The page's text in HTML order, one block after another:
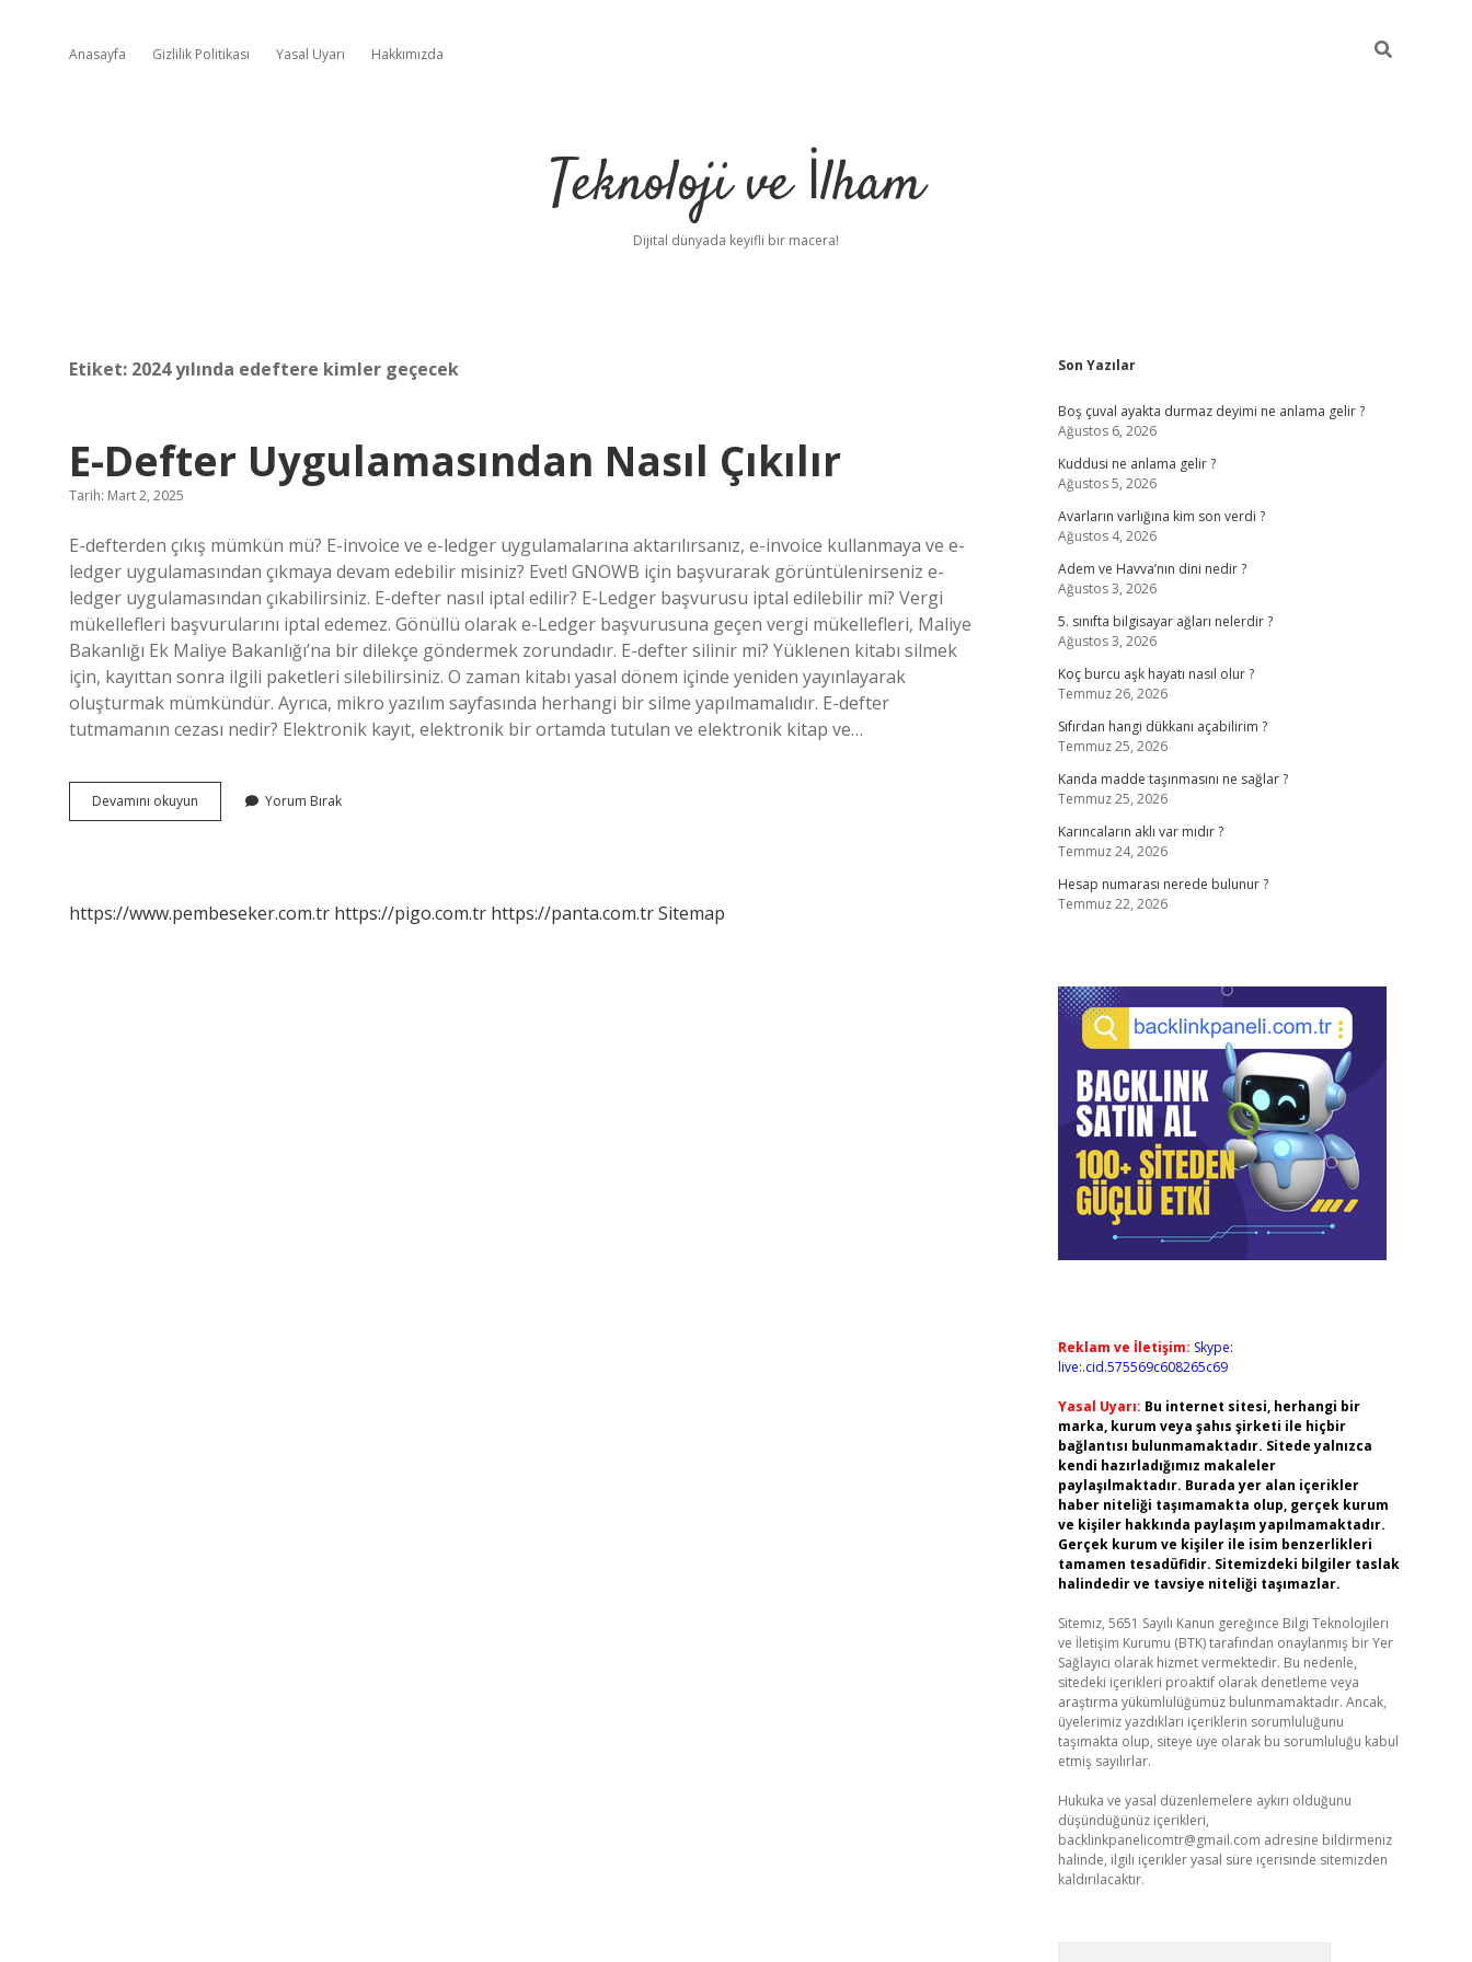
Anasayfa Gizlilik Politikası Yasal Uyarı Hakkımızda
Teknoloji ve İlham
Dijital dünyada keyifli bir macera!
Etiket: 2024 yılında edeftere kimler geçecek
E-Defter Uygulamasından Nasıl Çıkılır
Tarih: Mart 2, 2025
E-defterden çıkış mümkün mü? E-invoice ve e-ledger uygulamalarına aktarılırsanız, e-invoice kullanmaya ve e-
ledger uygulamasından çıkmaya devam edebilir misiniz? Evet! GNOWB için başvurarak görüntülenirseniz e-
ledger uygulamasından çıkabilirsiniz. E-defter nasıl iptal edilir? E-Ledger başvurusu iptal edilebilir mi? Vergi
mükellefleri başvurularını iptal edemez. Gönüllü olarak e-Ledger başvurusuna geçen vergi mükellefleri, Maliye
Bakanlığı Ek Maliye Bakanlığı’na bir dilekçe göndermek zorundadır. E-defter silinir mi? Yüklenen kitabı silmek
için, kayıttan sonra ilgili paketleri silebilirsiniz. O zaman kitabı yasal dönem içinde yeniden yayınlayarak
oluşturmak mümkündür. Ayrıca, mikro yazılım sayfasında herhangi bir silme yapılmamalıdır. E-defter
tutmamanın cezası nedir? Elektronik kayıt, elektronik bir ortamda tutulan ve elektronik kitap ve…
Devamını okuyun
Defter
Yorum Bırak
https://www.pembeseker.com.tr https://pigo.com.tr https://panta.com.trSitemap
Sidebar
Son Yazılar
Boş çuval ayakta durmaz deyimi ne anlama gelir ?
Ağustos 6, 2026
Kuddusi ne anlama gelir ?
Ağustos 5, 2026
Avarların varlığına kim son verdi ?
Ağustos 4, 2026
Adem ve Havva’nın dini nedir ?
Ağustos 3, 2026
5. sınıfta bilgisayar ağları nelerdir ?
Ağustos 3, 2026
Koç burcu aşk hayatı nasıl olur ?
Temmuz 26, 2026
Sıfırdan hangi dükkanı açabilirim ?
Temmuz 25, 2026
Kanda madde taşınmasını ne sağlar ?
Temmuz 25, 2026
Karıncaların aklı var mıdır ?
Temmuz 24, 2026
Hesap numarası nerede bulunur ?
Temmuz 22, 2026
Reklam ve İletişim: Skype:
live:.cid.575569c608265c69
Yasal Uyarı: Bu internet sitesi, herhangi bir
marka, kurum veya şahıs şirketi ile hiçbir
bağlantısı bulunmamaktadır. Sitede yalnızca
kendi hazırladığımız makaleler
paylaşılmaktadır. Burada yer alan içerikler
haber niteliği taşımamakta olup, gerçek kurum
ve kişiler hakkında paylaşım yapılmamaktadır.
Gerçek kurum ve kişiler ile isim benzerlikleri
tamamen tesadüfidir. Sitemizdeki bilgiler taslak
halindedir ve tavsiye niteliği taşımazlar.
Sitemiz, 5651 Sayılı Kanun gereğince Bilgi Teknolojileri
ve İletişim Kurumu (BTK) tarafından onaylanmış bir Yer
Sağlayıcı olarak hizmet vermektedir. Bu nedenle,
sitedeki içerikleri proaktif olarak denetleme veya
araştırma yükümlülüğümüz bulunmamaktadır. Ancak,
üyelerimiz yazdıkları içeriklerin sorumluluğunu
taşımakta olup, siteye üye olarak bu sorumluluğu kabul
etmiş sayılırlar.
Hukuka ve yasal düzenlemelere aykırı olduğunu
düşündüğünüz içerikleri,
backlinkpanelicomtr@gmail.com adresine bildirmeniz
halinde, ilgili içerikler yasal süre içerisinde sitemizden
kaldırılacaktır.